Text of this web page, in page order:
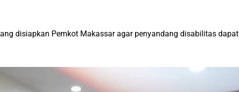
disiapkan Pemkot Makassar agar penyandang disabilitas dapat